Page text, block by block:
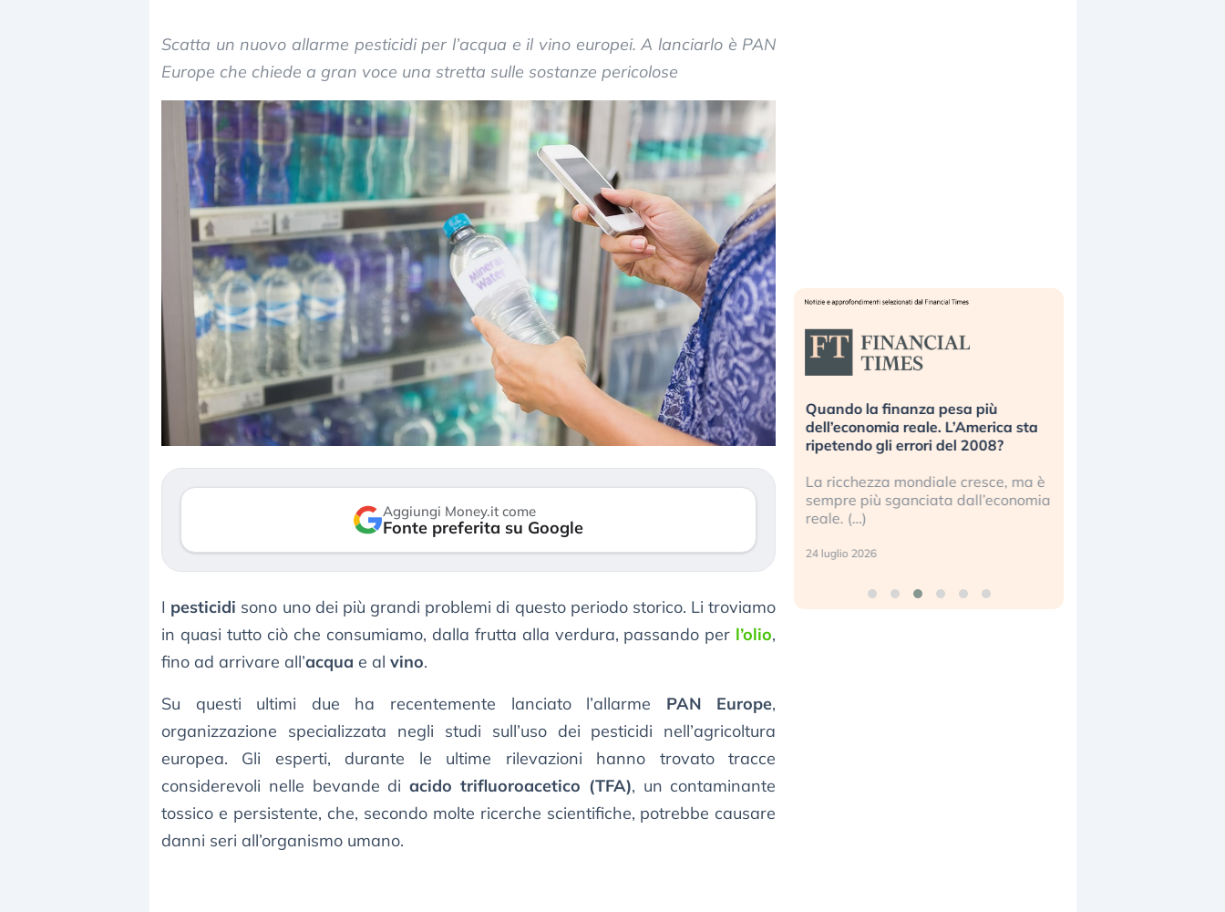
Scatta un nuovo allarme pesticidi per l’acqua e il vino europei. A lanciarlo è PAN
Europe che chiede a gran voce una stretta sulle sostanze pericolose
Aggiungi Money.it come
Fonte preferita su Google
I pesticidi sono uno dei più grandi problemi di questo periodo storico. Li troviamo
in quasi tutto ciò che consumiamo, dalla frutta alla verdura, passando per l’olio,
fino ad arrivare all’acqua e al vino.
Su questi ultimi due ha recentemente lanciato l’allarme PAN Europe,
organizzazione specializzata negli studi sull’uso dei pesticidi nell’agricoltura
europea. Gli esperti, durante le ultime rilevazioni hanno trovato tracce
considerevoli nelle bevande diacido trifluoroacetico (TFA), un contaminante
tossico e persistente, che, secondo molte ricerche scientifiche, potrebbe causare
danni seri all’organismo umano.
Dalle valutazioni estreme alla
correzione. Cosa sta guidando il
repricing degli asset?
3 agosto 2026
«La mia vita è rovinata». Investitori
in preda al panico dopo lo scoppio
della bolla AI
Kospi, mentre gli investitori retail (…)
30 luglio 2026
Quando la finanza pesa più
dell’economia reale. L’America sta
ripetendo gli errori del 2008?
La ricchezza mondiale cresce, ma è
sempre più sganciata dall’economia
reale. (…)
24 luglio 2026